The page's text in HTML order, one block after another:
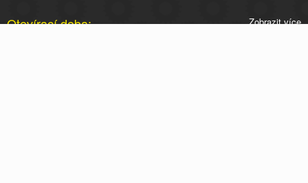
Otevírací doba: Zobrazit více